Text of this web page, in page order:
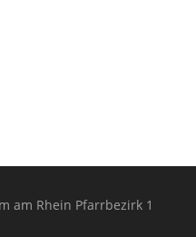
am Rhein Pfarrbezirk 1